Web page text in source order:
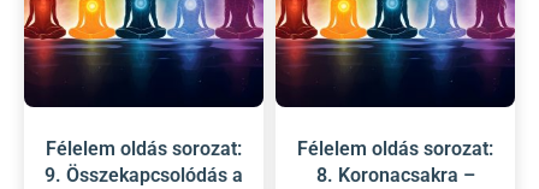
Félelem oldás sorozat:
9. Összekapcsolódás a
Félelem oldás sorozat:
8. Koronacsakra –